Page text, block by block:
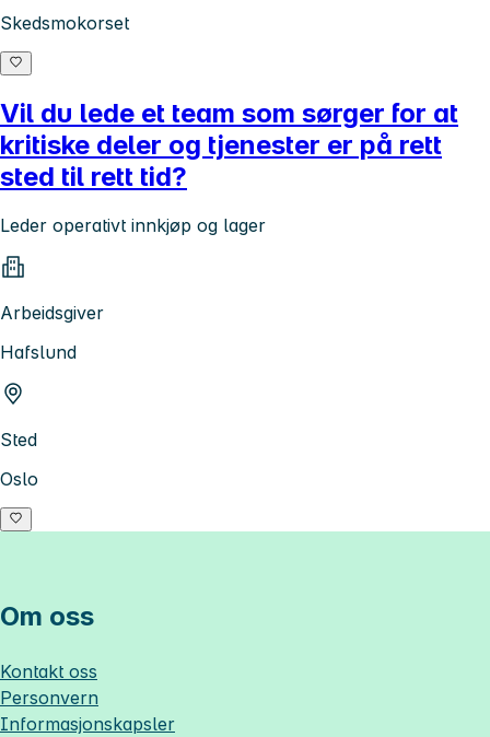
Skedsmokorset
Vil du lede et team som sørger for at
kritiske deler og tjenester er på rett
sted til rett tid?
Leder operativt innkjøp og lager
Arbeidsgiver
Hafslund
Sted
Oslo
Om oss
Kontakt oss
Personvern
Informasjonskapsler